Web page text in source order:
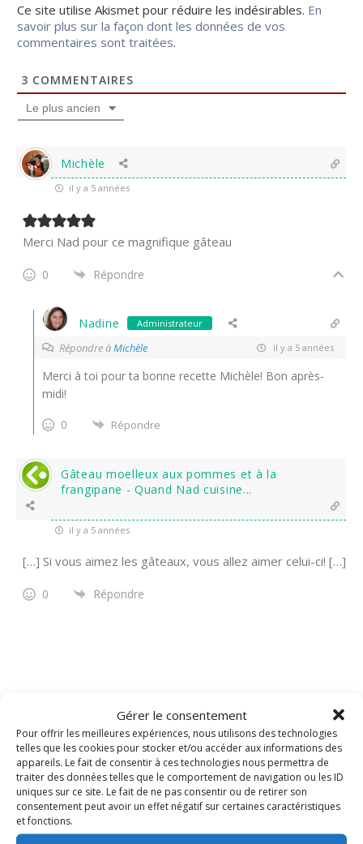
Gérer le consentement
Pour offrir les meilleures expériences, nous utilisons des technologies
telles que les cookies pour stocker et/ou accéder aux informations des
appareils. Le fait de consentir à ces technologies nous permettra de
traiter des données telles que le comportement de navigation ou les ID
uniques sur ce site. Le fait de ne pas consentir ou de retirer son
consentement peut avoir un effet négatif sur certaines caractéristiques
et fonctions.
Ce site utilise Akismet pour réduire les indésirables. En
savoir plus sur la façon dont les données de vos
commentaires sont traitées.
3 COMMENTAIRES
Le plus ancien
Michèle
il y a 5 années
Merci Nad pour ce magnifique gâteau
0 Répondre
Nadine Administrateur
Répondre àMichèle il y a 5 années
Merci à toi pour ta bonne recette Michèle! Bon après-
midi!
0
Répondre
Gâteau moelleux aux pommes et à la
frangipane - Quand Nad cuisine...
il y a 5 années
[…] Si vous aimez les gâteaux, vous allez aimer celui-ci! […]
0 Répondre
RECHERCHER